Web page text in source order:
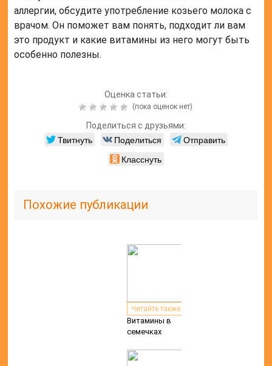
аллергии, обсудите употребление козьего молока с
врачом. Он поможет вам понять, подходит ли вам
это продукт и какие витамины из него могут быть
особенно полезны.
Оценка статьи:
(пока оценок нет)
Поделиться с друзьями:
Твитнуть Поделиться
Отправить
Класснуть
Похожие публикации
Читайте также:
Витамины в
семечках